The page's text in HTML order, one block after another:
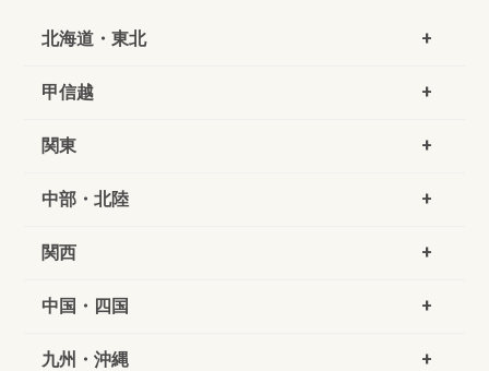
北海道・東北
甲信越
関東
中部・北陸
関西
中国・四国
九州・沖縄